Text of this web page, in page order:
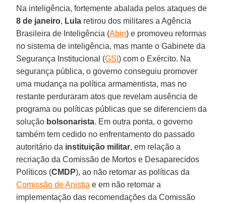
Na inteligência, fortemente abalada pelos ataques de
8 de janeiro, Lula retirou dos militares a Agência
Brasileira de Inteligência (Abin) e promoveu reformas
no sistema de inteligência, mas mante o Gabinete da
Segurança Institucional (GSI) com o Exército. Na
segurança pública, o governo conseguiu promover
uma mudança na política armamentista, mas no
restante perduraram atos que revelam ausência de
programa ou políticas públicas que se diferenciem da
solução bolsonarista. Em outra ponta, o governo
também tem cedido no enfrentamento do passado
autoritário da instituição militar, em relação a
recriação da Comissão de Mortos e Desaparecidos
Políticos (CMDP), ao não retomar as políticas da
Comissão de Anistia e em não retomar a
implementação das recomendações da Comissão